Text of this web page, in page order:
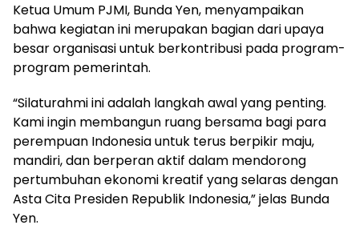
Ketua Umum PJMI, Bunda Yen, menyampaikan
bahwa kegiatan ini merupakan bagian dari upaya
besar organisasi untuk berkontribusi pada program-
program pemerintah.
“Silaturahmi ini adalah langkah awal yang penting.
Kami ingin membangun ruang bersama bagi para
perempuan Indonesia untuk terus berpikir maju,
mandiri, dan berperan aktif dalam mendorong
pertumbuhan ekonomi kreatif yang selaras dengan
Asta Cita Presiden Republik Indonesia,” jelas Bunda
Yen.